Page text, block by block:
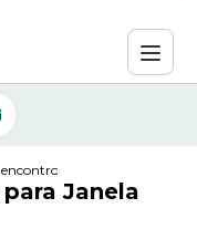
insulfilm para janela
Janela